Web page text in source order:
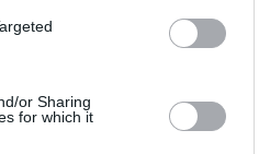
or Sharing
for which it
της
το αύριο, τα
τα 6